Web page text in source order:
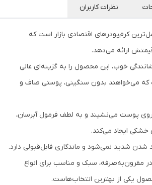
نظرات کاربران
کرم‌پودرهای اقتصادی بازار است که
قیمتش ارائه می‌دهد.
خوب، این محصول را به گزینه‌ای عالی
که می‌خواهند بدون سنگینی، پوستی صاف و
پوست می‌نشیند و به لطف فرمول آبرسان،
ایجاد می‌کند.
شدن شدید نمی‌شود و ماندگاری قابل‌قبولی دارد.
مقرون‌به‌صرفه، سبک و مناسب برای انواع
یکی از بهترین انتخاب‌هاست.